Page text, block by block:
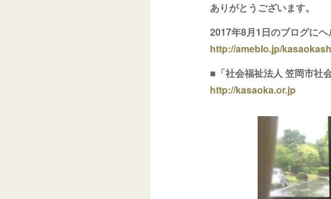
ありがとうございます。
2017年8月1日のブログに
http://ameblo.jp/
■「社会福祉法人 笠岡市社
http://kasaoka.or.jp